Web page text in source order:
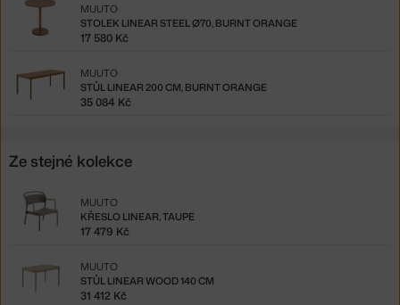
STOLEK LINEAR STEEL Ø70, BURNT ORANGE
MUUTO
17 580 Kč
STŮL LINEAR 200 CM, BURNT ORANGE
MUUTO
35 084 Kč
Ze stejné kolekce
KŘESLO LINEAR, TAUPE
MUUTO
17 479 Kč
STŮL LINEAR WOOD 140 CM
MUUTO
31 412 Kč